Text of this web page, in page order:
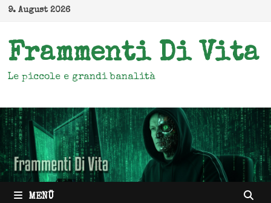
Zum
springen
9. August 2026
Frammenti Di Vita
Le piccole e grandi banalità
MENÜ